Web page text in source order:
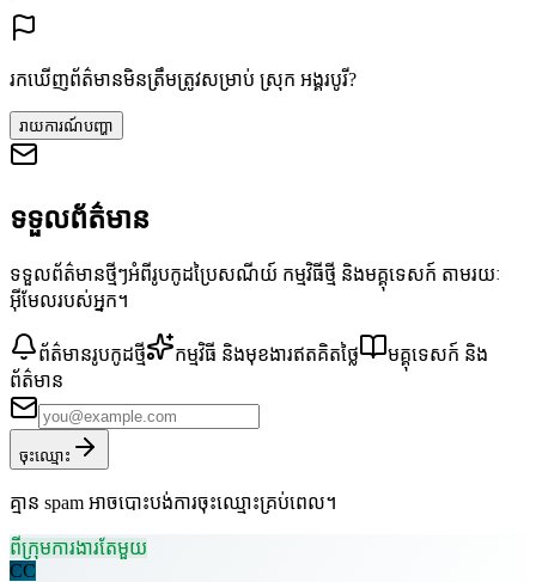
រកឃើញព័ត៌មានមិនត្រឹមត្រូវសម្រាប់ ស្រុក អង្គរបូរី?
រាយការណ៍បញ្ហា
ទទួលព័ត៌មាន
ទទួលព័ត៌មានថ្មីៗអំពីរូបកូដប្រៃសណីយ៍ កម្មវិធីថ្មី និងមគ្គុទេសក៍ តាមរយៈ
អ៊ីមែលរបស់អ្នក។
ព័ត៌មានរូបកូដថ្មី កម្មវិធី និងមុខងារឥតគិតថ្លៃ
មគ្គុទេសក៍ និង
ព័ត៌មាន
ចុះឈ្មោះ
គ្មាន spam អាចបោះបង់ការចុះឈ្មោះគ្រប់ពេល។
ពីក្រុមការងារតែមួយ
CC